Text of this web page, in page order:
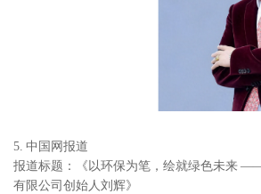
5. 中国网报道
报道标题：《以环保为笔，绘就绿色未来
有限公司创始人刘辉》